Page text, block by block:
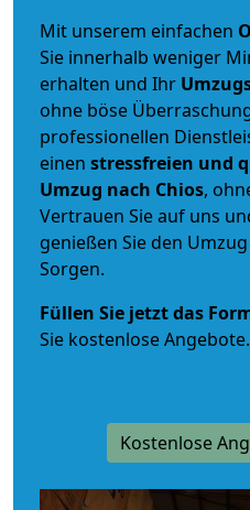
Mit unserem einfachen
Sie innerhalb weniger
erhalten und Ihr
ohne böse
professionellen
einen stressfreien und
Umzug nach Chios,
Vertrauen Sie auf uns
genießen Sie den
Sorgen.
Füllen Sie jetzt das
Sie kostenlose Angebote.
Kostenlose